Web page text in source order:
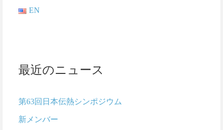
EN
最近のニュース
第63回日本伝熱シンポジウム
新メンバー